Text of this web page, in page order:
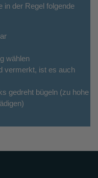
in der Regel folgende
wählen
vermerkt, ist es auch
gedreht bügeln (zu hohe